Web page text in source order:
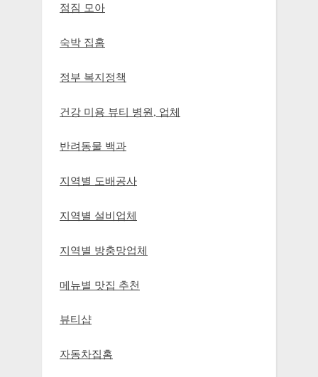
점짐 모아
숙박 집홈
정부 복지정책
건강 미용 뷰티 병원, 업체
반려동물 백과
지역별 도배공사
지역별 설비업체
지역별 방충망업체
메뉴별 맛집 추천
뷰티샵
자동차집홈